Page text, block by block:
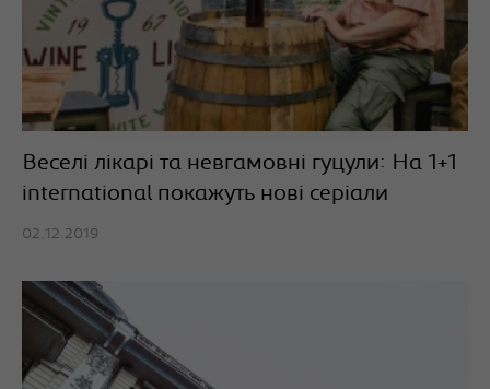
Веселі лікарі та невгамовні гуцули: На 1+1
international покажуть нові серіали
02.12.2019